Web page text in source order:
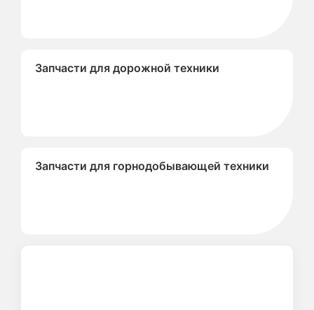
Запчасти для дорожной техники
Запчасти для горнодобывающей техники